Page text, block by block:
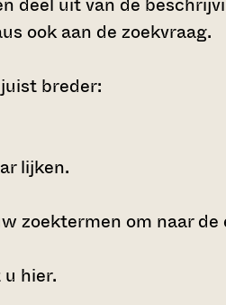
ook aan de zoekvraag.
breder:
lijken.
zoektermen om naar de
hier.